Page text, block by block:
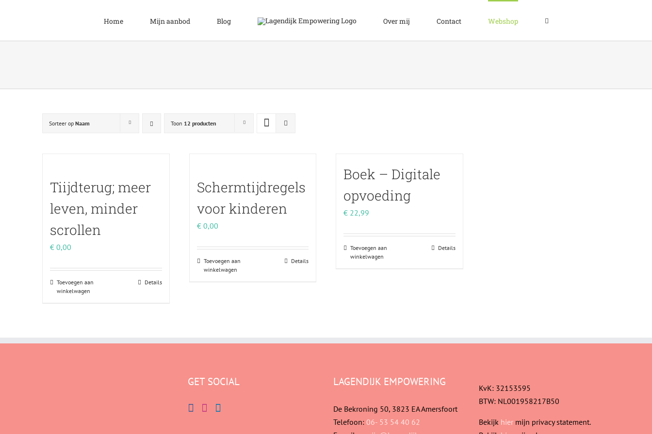
Home Mijn aanbod Blog Over mij Contact Webshop
Sorteer op Naam Toon 12 producten
Tiijdterug; meer
leven, minder
scrollen
€ 0,00
Toevoegen aan
winkelwagen
Details
Schermtijdregels
voor kinderen
€0,00
Toevoegen aan
winkelwagen
Details
Boek – Digitale
opvoeding
€ 22,99
Toevoegen aan
winkelwagen
Details
GET SOCIAL LAGENDIJK EMPOWERING
De Bekroning 50, 3823 EA Amersfoort
Telefoon: 06- 53 54 40 62
KvK: 32153595
BTW: NL001958217B50
Bekijk hier mijn privacy statement.